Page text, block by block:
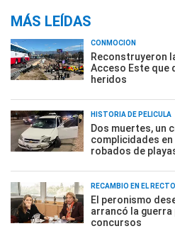
MÁS LEÍDAS
CONMOCIÓN
Reconstruyeron
Acceso Este que
heridos
HISTORIA DE PELÍCULA
Dos muertes, un
complicidades
robados de
RECAMBIO EN EL
El peronismo
arrancó la
concursos